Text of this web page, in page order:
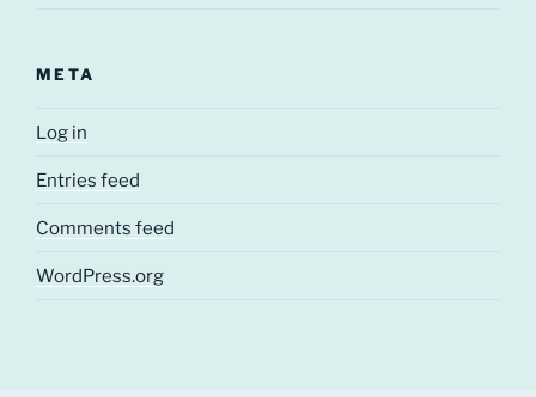
META
Log in
Entries feed
Comments feed
WordPress.org